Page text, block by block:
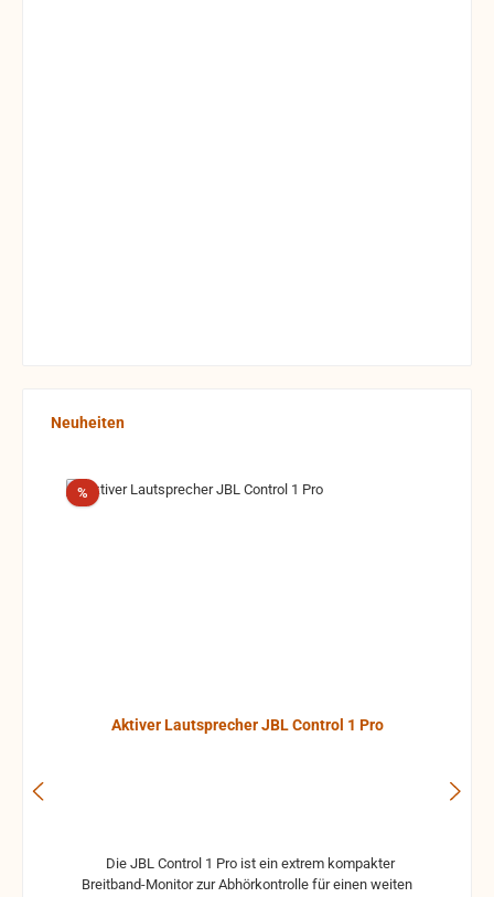
Produktgalerie überspringen
Neuheiten
%Rabatt
Aktiver Lautsprecher JBL Control 1 Pro
Breitband-Monitor zur Abhörkontrolle für einen weiten